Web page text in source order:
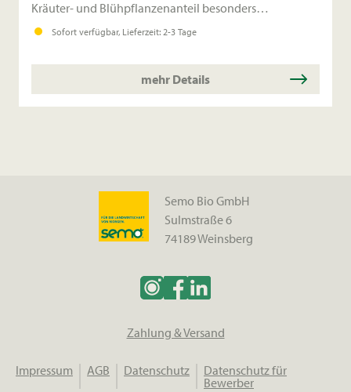
Kräuter- und Blühpflanzenanteil besonders
Nützlingsfreundlich.
Sofort verfügbar, Lieferzeit: 2-3 Tage
mehr Details
Semo Bio GmbH
Sulmstraße 6
74189 Weinsberg
Zahlung & Versand
Impressum AGB Datenschutz
Datenschutz für
Bewerber